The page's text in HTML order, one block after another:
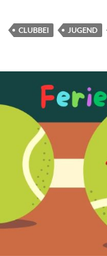
CLUBBEI JUGEND